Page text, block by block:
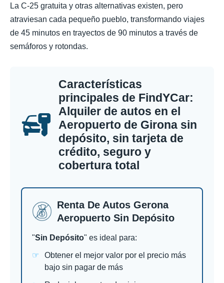
La C-25 gratuita y otras alternativas existen, pero
atraviesan cada pequeño pueblo, transformando viajes
de 45 minutos en trayectos de 90 minutos a través de
semáforos y rotondas.
Características
principales de FindYCar:
Alquiler de autos en el
Aeropuerto de Girona sin
depósito, sin tarjeta de
crédito, seguro y
cobertura total
Renta De Autos Gerona
Aeropuerto Sin Depósito
"Sin Depósito" es ideal para:
Obtener el mejor valor por el precio más
bajo sin pagar de más